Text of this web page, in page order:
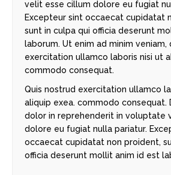
velit esse cillum dolore eu fugiat
Excepteur sint occaecat cupidatat
sunt in culpa qui officia deserunt
laborum. Ut enim ad minim veniam,
exercitation ullamco laboris nisi ut
commodo consequat.
Quis nostrud exercitation ullamco
aliquip exea. commodo consequat.
dolor in reprehenderit in voluptate
dolore eu fugiat nulla pariatur.
occaecat cupidatat non proident,
officia deserunt mollit anim id est